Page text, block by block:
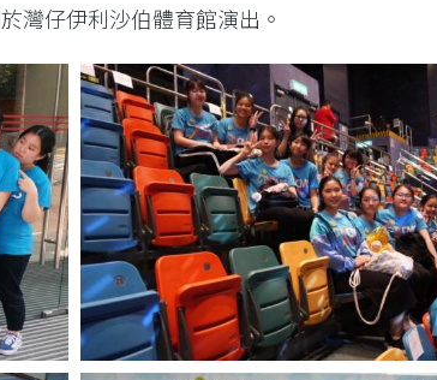
灣仔伊利沙伯體育館演出。